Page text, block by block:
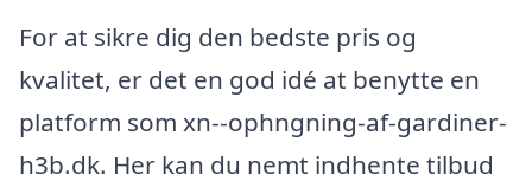
For at sikre dig den bedste pris og
kvalitet, er det en god idé at benytte en
platform som xn--ophngning-af-gardiner-
h3b.dk. Her kan du nemt indhente tilbud